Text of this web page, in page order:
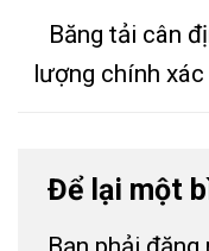
Băng tải cân
lượng chính
Để lại một